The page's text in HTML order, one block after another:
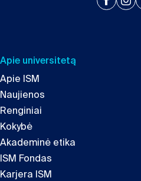
Apie universitetą
Apie ISM
Naujienos
Renginiai
Kokybė
Akademinė etika
ISM Fondas
Karjera ISM